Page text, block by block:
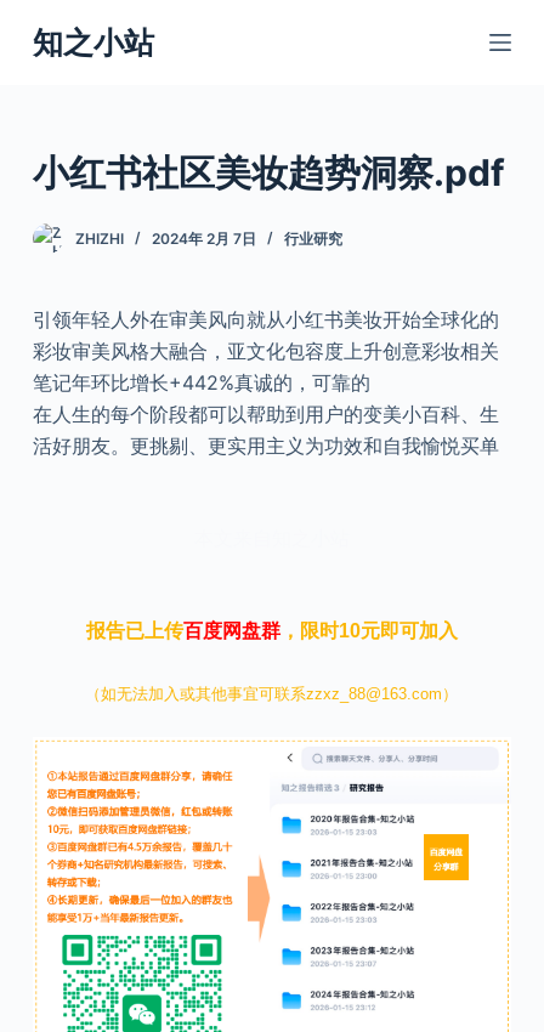
跳
过
知之小站
小红书社区美妆趋势洞察.pdf
ZHIZHI 2024年 2月 7日 行业研究
引领年轻人外在审美风向就从小红书美妆开始全球化的
彩妆审美风格大融合，亚文化包容度上升创意彩妆相关
笔记年环比增长+442%真诚的，可靠的
在人生的每个阶段都可以帮助到用户的变美小百科、生
活好朋友。更挑剔、更实用主义为功效和自我愉悦买单
报告已上传百度网盘群，限时10元即可加入
（如无法加入或其他事宜可联系zzxz_88@163.com）